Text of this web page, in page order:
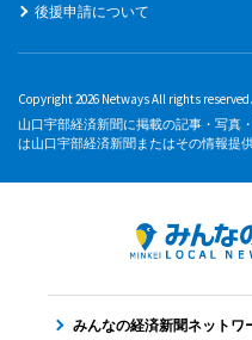
後援申請について
Copyright 2026 Netways All rights reserved.
山口宇部経済新聞に掲載の記事・写真
は山口宇部経済新聞またはその情報提
みんなの経済新聞ネットワ